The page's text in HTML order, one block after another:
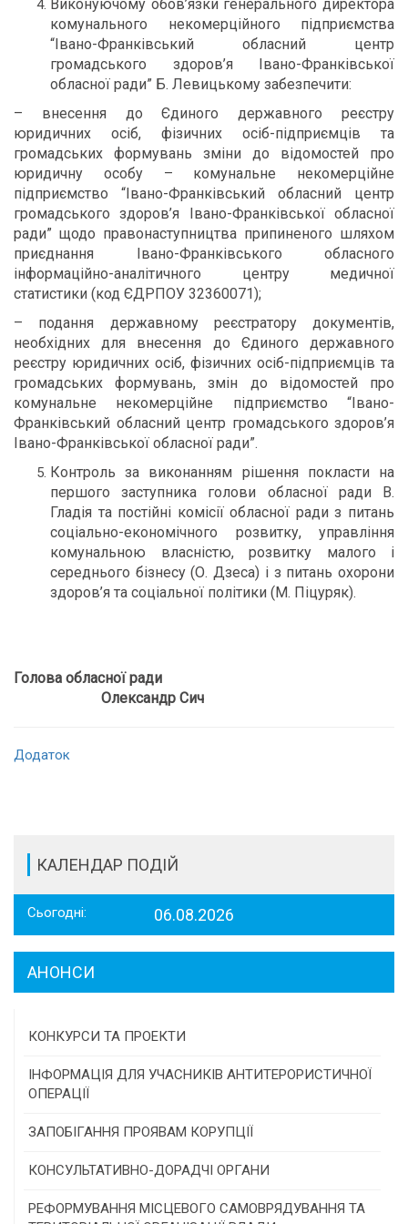
Виконуючому обов’язки генерального директора
комунального некомерційного підприємства
“Івано-Франківський обласний центр
громадського здоров’я Івано-Франківської
обласної ради” Б. Левицькому забезпечити:
– внесення до Єдиного державного реєстру
юридичних осіб, фізичних осіб-підприємців та
громадських формувань зміни до відомостей про
юридичну особу – комунальне некомерційне
підприємство “Івано-Франківський обласний центр
громадського здоров’я Івано-Франківської обласної
ради” щодо правонаступництва припиненого шляхом
приєднання Івано-Франківського обласного
інформаційно-аналітичного центру медичної
статистики (код ЄДРПОУ 32360071);
– подання державному реєстратору документів,
необхідних для внесення до Єдиного державного
реєстру юридичних осіб, фізичних осіб-підприємців та
громадських формувань, змін до відомостей про
комунальне некомерційне підприємство “Івано-
Франківський обласний центр громадського здоров’я
Івано-Франківської обласної ради”.
Контроль за виконанням рішення покласти на
першого заступника голови обласної ради В.
Гладія та постійні комісії обласної ради з питань
соціально-економічного розвитку, управління
комунальною власністю, розвитку малого і
середнього бізнесу (О. Дзеса) і з питань охорони
здоров’я та соціальної політики (М. Піцуряк).
Голова обласної ради
Олександр Сич
Додаток
КАЛЕНДАР ПОДІЙ
Сьогодні: 06.08.2026
АНОНСИ
КОНКУРСИ ТА ПРОЕКТИ
Конкурс проектів та програм місцевого
самоврядування
Конкурс інститутів громадянського суспільства
Програми/конкурси МТД
ІНФОРМАЦІЯ ДЛЯ УЧАСНИКІВ АНТИТЕРОРИСТИЧНОЇ
ОПЕРАЦІЇ
ЗАПОБІГАННЯ ПРОЯВАМ КОРУПЦІЇ
КОНСУЛЬТАТИВНО-ДОРАДЧІ ОРГАНИ
Консультативна рада
РЕФОРМУВАННЯ МІСЦЕВОГО САМОВРЯДУВАННЯ ТА